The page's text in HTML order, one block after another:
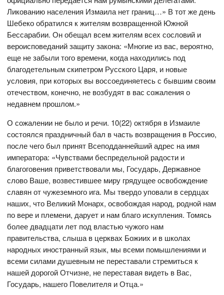
Ликованию населения Измаила нет границ…» В тот же день
Шебеко обратился к жителям возвращенной Южной
Бессарабии. Он обещал всем жителям всех сословий и
вероисповеданий защиту закона: «Многие из вас, вероятно,
еще не забыли того времени, когда находились под
благодетельным скипетром Русского Царя, и новые
условия, при которых вы воссоединяетесь с бывшим своим
отечеством, конечно, не возбудят в вас сожаления о
недавнем прошлом.»
О сожалении не было и речи. 10(22) октября в Измаиле
состоялся праздничный бал в часть возвращения в Россию,
после чего был принят Всеподданнейший адрес на имя
императора: «Чувствами беспредельной радости и
благоговения приветствовали мы, Государь, Державное
слово Ваше, возвестившее миру грядущее освобождение
славян от чужеземного ига. Мы твердо уповали в сердцах
наших, что Великий Монарх, освобождая народ, родной нам
по вере и племени, дарует и нам благо искупления. Томясь
более двадцати лет под властью чужого нам
правительства, слыша в церквах Божиих и в школах
народных иностранный язык, мы всеми помышлениями и
всеми силами душевным не переставали стремиться к
нашей дорогой Отчизне, не переставая видеть в Вас,
Государь, нашего Повелителя и Отца.»